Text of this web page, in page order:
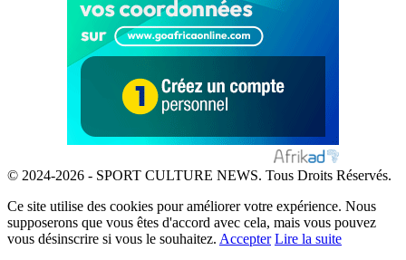
© 2024-2026 - SPORT CULTURE NEWS. Tous Droits Réservés.
Ce site utilise des cookies pour améliorer votre expérience. Nous
supposerons que vous êtes d'accord avec cela, mais vous pouvez
vous désinscrire si vous le souhaitez. Accepter Lire la suite